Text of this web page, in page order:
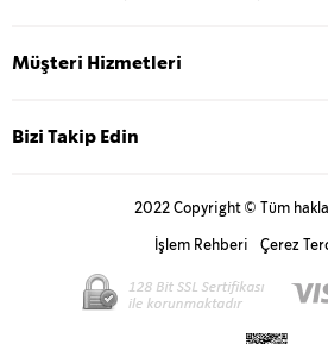
Müşteri Hizmetleri
Bizi Takip Edin
2022 Copyright © Tüm
İşlem Rehberi
Çerez